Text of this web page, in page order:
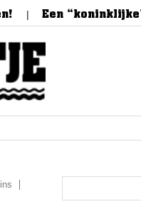
Een “koninklijke”